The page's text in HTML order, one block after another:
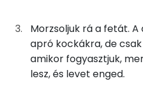
0g jalapeño
bazsalikom
Szelén
TOP vitaminok
Morzsoljuk rá a fetát.
apró kockákra, de
amikor fogyasztjuk,
lesz, és levet enged.